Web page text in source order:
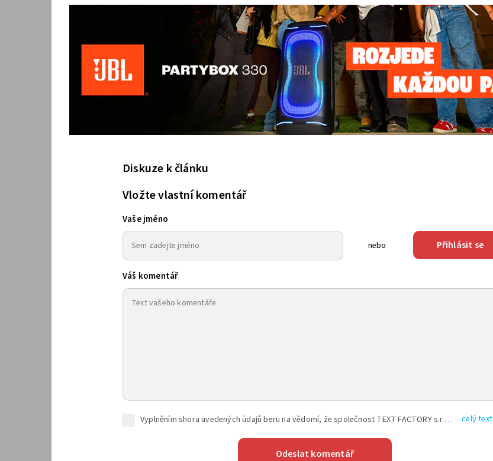
Diskuze k článku
Vložte vlastní komentář
Vaše jméno
nebo Přihlásit se
Váš komentář
Vyplněním shora uvedených údajů beru na vědomí, že společnost TEXT FACTORY s.r.o., sídlem Brno, Durďákova 336/29, Černá Pole, PSČ: 613 00, IČ: 06157831, zapsané u Krajského soudu v Brně, oddíl C, vložka 100399, bude zpracovávat mé osobní údaje uvedené v rámci mnou vyplněného registračního formuláře na základě oprávněných zájmů TEXT FACTORY s.r.o. dle čl. 6 odst. 1 písm. f) GDPR a pro splnění právních povinností (čl. 6 odst. 1 písm. c) GDPR), a to pro tyto účely: nezbytnost zajistit oprávnění návštěvníka webových stránek provozovaných společností TEXT FACTORY s.r.o. přispívat aktivně ke zveřejněným článkům nebo v rámci diskusních fór a výkon práv TEXT FACTORY s.r.o. jako administrátora těchto diskusních fór. Více informací o zpracování osobních údajů a právech lze nalézt v celý text